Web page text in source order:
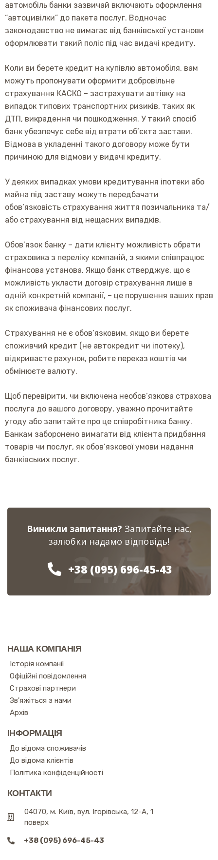
автомобіль банки зазвичай включають оформлення
“автоцивілки” до пакета послуг. Водночас
законодавство не вимагає від банківської установи
оформлювати такий поліс під час видачі кредиту.
Коли ви берете кредит на купівлю автомобіля, вам
можуть пропонувати оформити добровільне
страхування КАСКО – застрахувати автівку на
випадок типових транспортних ризиків, таких як
ДТП, викрадення чи пошкодження. У такий спосіб
банк убезпечує себе від втрати об’єкта застави.
Відмова в укладенні такого договору може бути
причиною для відмови у видачі кредиту.
У деяких випадках умови кредитування іпотеки або
майна під заставу можуть передбачати
обов’язковість страхування життя позичальника та/
або страхування від нещасних випадків.
Обов’язок банку – дати клієнту можливість обрати
страховика з переліку компаній, з якими співпрацює
фінансова установа. Якщо банк стверджує, що є
можливість укласти договір страхування лише в
одній конкретній компанії, – це порушення ваших прав
як споживача фінансових послуг.
Страхування не є обов’язковим, якщо ви берете
споживчий кредит (не автокредит чи іпотеку),
відкриваєте рахунок, робите переказ коштів чи
обмінюєте валюту.
Щоб перевірити, чи включена необов’язкова страхова
послуга до вашого договору, уважно прочитайте
угоду або запитайте про це співробітника банку.
Банкам заборонено вимагати від клієнта придбання
товарів чи послуг, як обов’язкової умови надання
банківських послуг.
Виникли запитання? Запитайте нас,
залюбки надамо відповідь!
+38 (095) 696-45-43
24/7
НАША КОМПАНІЯ
Історія компанії
Офіційні повідомлення
Страхові партнери
Зв'яжіться з нами
Архів
ІНФОРМАЦІЯ
До відома споживачів
До відома клієнтів
Політика конфіденційності
КОНТАКТИ
04070, м. Київ, вул. Ігорівська, 12-А, 1
поверх
+38 (095) 696-45-43